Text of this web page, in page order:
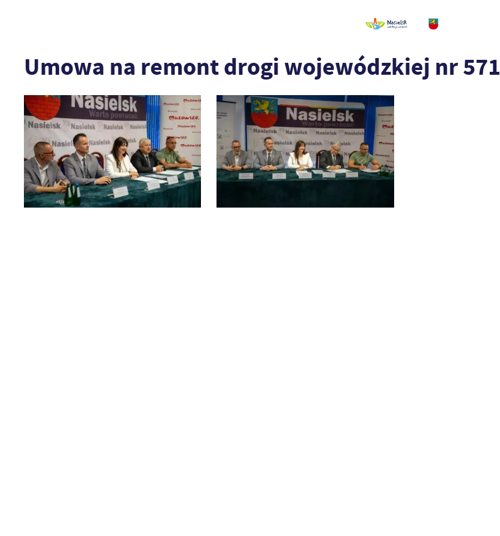
Umowa na remont drogi wojewódzkiej nr 571